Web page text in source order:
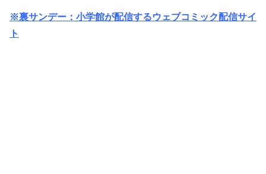
※裏サンデー：小学館が配信するウェブコミック配信サイ
ト